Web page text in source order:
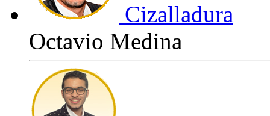
Cizalladura
Octavio Medina